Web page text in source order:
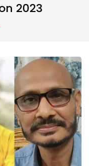
2023